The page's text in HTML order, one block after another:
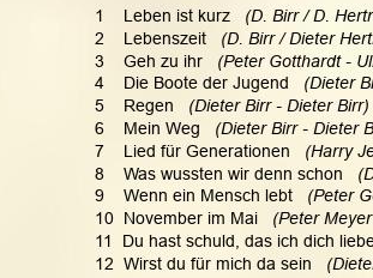
1    Leben ist kurz
(D. Birr / D.
2    Lebenszeit (D. Birr / Dieter
3    Geh zu ihr (Peter Gotthardt -
4    Die Boote der Jugend
(Dieter
5    Regen (Dieter Birr - Dieter
6    Mein Weg (Dieter Birr - Dieter
7    Lied für Generationen
(Harry
8    Was wussten wir denn schon
9    Wenn ein Mensch lebt
(Peter
10  November im Mai (Peter
11  Du hast schuld, das ich dich
12  Wirst du für mich da sein